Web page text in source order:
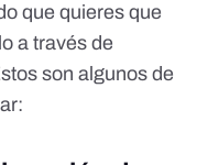
que quieres que
a través de
son algunos de